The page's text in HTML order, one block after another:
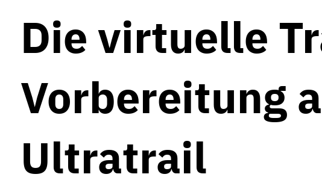
Die virtuelle
Vorbereitung
Ultratrail